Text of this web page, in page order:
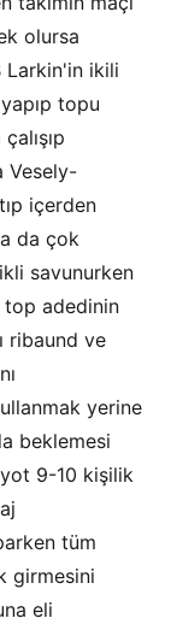
olursa
Larkin'in ikili
topu
Vesely-
içerden
da çok
savunurken
top adedinin
ribaund ve
yerine
beklemesi
9-10 kişilik
tüm
girmesini
eli